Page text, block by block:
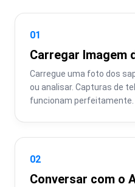
01
Carregar Imagem
Carregue uma foto dos
ou analisar. Capturas de
funcionam perfeitamente.
02
Conversar com o